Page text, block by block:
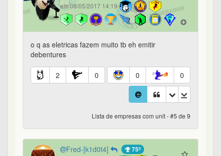
em 08/05/2017 14:19
o q as eletricas fazem muito tb eh emitir
debentures
2 0 0 0
Lista de empresas com unit - #5 de 9
Fred-[k1d0t4] 75º